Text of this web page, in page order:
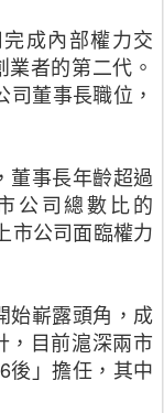
成內部權力交
者的第二代。
董事長職位，
董事長年齡超過
公司總數比的
市公司面臨權力
始嶄露頭角，成
，目前滬深兩市
後」擔任，其中